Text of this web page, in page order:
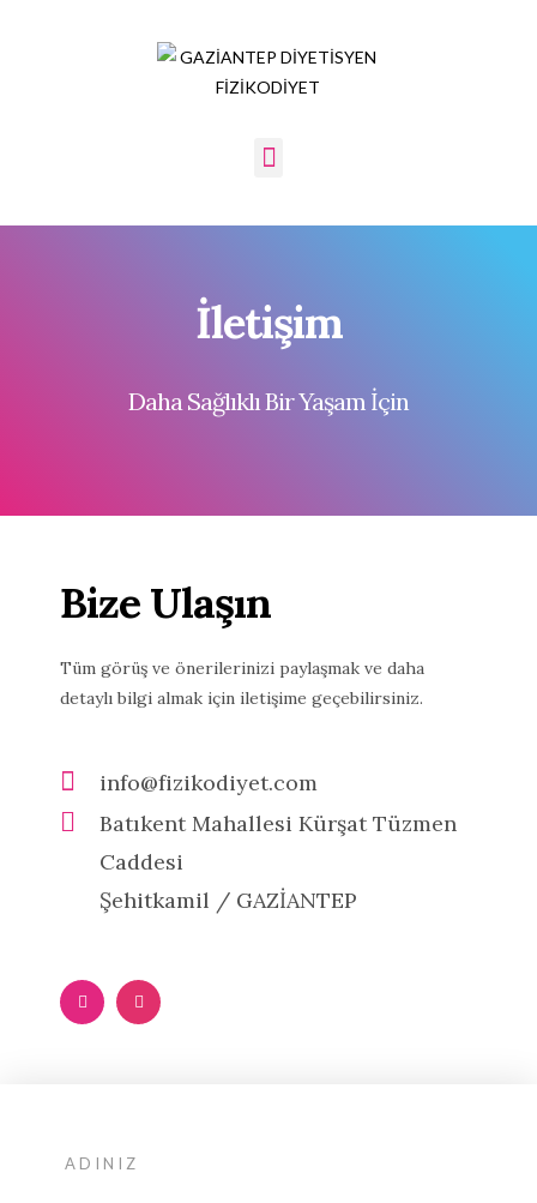
İletişim
Daha Sağlıklı Bir Yaşam İçin
Bize Ulaşın
Tüm görüş ve önerilerinizi paylaşmak ve daha
detaylı bilgi almak için iletişime geçebilirsiniz.
info@fizikodiyet.com
Batıkent Mahallesi Kürşat Tüzmen
Caddesi
Şehitkamil / GAZİANTEP